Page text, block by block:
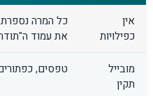
אין
כפילויות
כל המרה
את עמוד
מובייל
תקין
טפסים,